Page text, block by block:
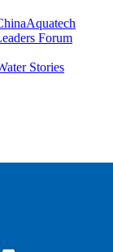
Aquatech
Forum
Stories